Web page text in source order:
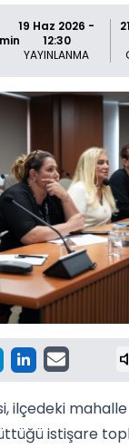
19 Haz 2026 -
12:30
YAYINLANMA
ilçedeki mahalle
istişare